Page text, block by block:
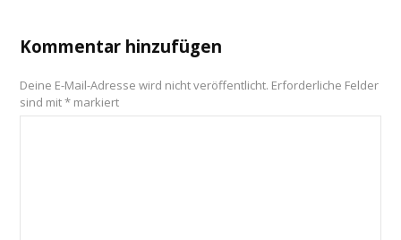
Kommentar hinzufügen
Deine E-Mail-Adresse wird nicht veröffentlicht. Erforderliche Felder
sind mit* markiert